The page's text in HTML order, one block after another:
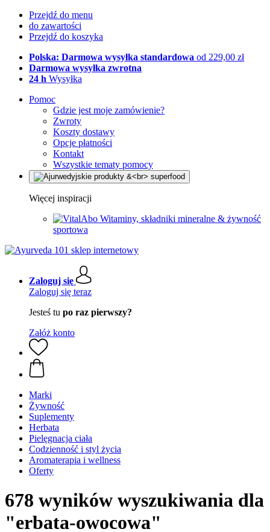
Przejdź do menu
do zawartości
Przejdź do koszyka
Polska: Darmowa wysyłka standardowa od 229,00 zł
Darmowa wysyłka zwrotna
24 h Wysyłka
Pomoc
Gdzie jest moje zamówienie?
Zwroty
Koszty dostawy
Opcje płatności
Kontakt
Wszystkie tematy pomocy
Więcej inspiracji
Witaminy, składniki mineralne & żywność
sportowa
Zaloguj się
Zaloguj się teraz
Jesteś tu po raz pierwszy?
Załóż konto
Marki
Żywność
Suplementy
Herbata
Pielęgnacja ciała
Codzienność i styl życia
Aromaterapia i wellness
Oferty
678 wyników wyszukiwania dla
"erbata-owocowa"